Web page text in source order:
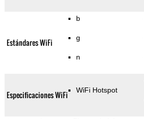
Estándares WiFi
b
g
n
Especificaciones WiFi WiFi Hotspot